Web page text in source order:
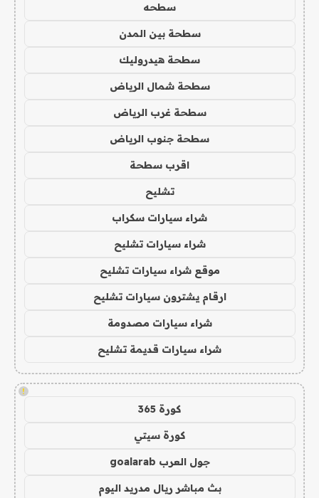
سطحه
سطحة بين المدن
سطحة هيدروليك
سطحة شمال الرياض
سطحة غرب الرياض
سطحة جنوب الرياض
اقرب سطحة
تشليح
شراء سيارات سكراب
شراء سيارات تشليح
موقع شراء سيارات تشليح
ارقام يشترون سيارات تشليح
شراء سيارات مصدومة
شراء سيارات قديمة تشليح
!
كورة 365
كورة سيتي
جول العرب goalarab
بث مباشر ريال مدريد اليوم